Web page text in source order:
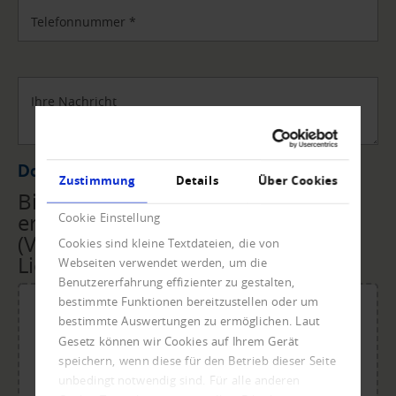
Zustimmung Details Über Cookies
Cookie Einstellung
Cookies sind kleine Textdateien, die von
Webseiten verwendet werden, um die
Benutzererfahrung effizienter zu gestalten,
bestimmte Funktionen bereitzustellen oder um
bestimmte Auswertungen zu ermöglichen. Laut
Gesetz können wir Cookies auf Ihrem Gerät
speichern, wenn diese für den Betrieb dieser Seite
unbedingt notwendig sind. Für alle anderen
Telefonnummer *
Ihre Nachricht
Datei Upload
Bitte übermitteln Sie uns die
erforderlichen Unterlagen
(Vollmacht, Rechnungen,
Lieferscheine, ...) per Upload.
Für den Upload Datei ablegen oder klicken.
Maximale Dateigröße: 20 MB.